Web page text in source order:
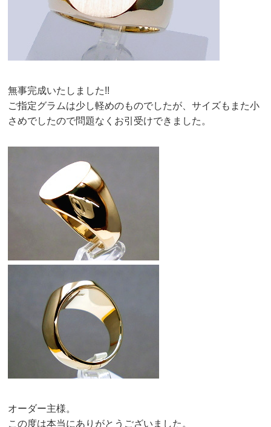
無事完成いたしました!!
ご指定グラムは少し軽めのものでしたが、サイズもまた小
さめでしたので問題なくお引受けできました。
オーダー主様。
この度は本当にありがとうございました。